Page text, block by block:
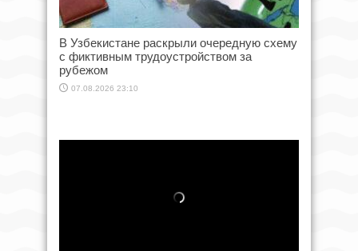
В Узбекистане раскрыли очередную схему
с фиктивным трудоустройством за
рубежом
07.08.2026 23:10